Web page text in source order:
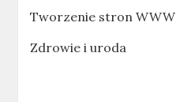
Tworzenie stron WWW
Zdrowie i uroda